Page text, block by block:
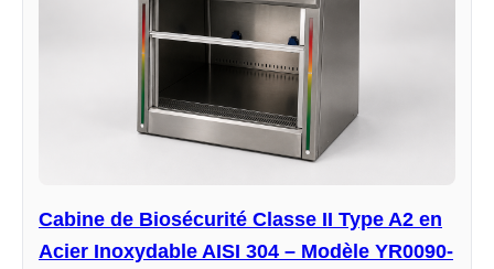
Cabine de Biosécurité Classe II Type A2 en
Acier Inoxydable AISI 304 – Modèle YR0090-